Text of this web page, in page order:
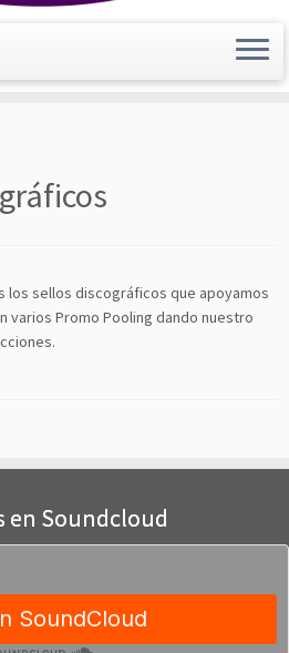
los sellos discográficos que apoyamos
varios Promo Pooling dando nuestro
en Soundcloud